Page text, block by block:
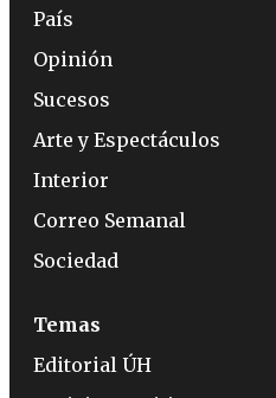
País
Opinión
Sucesos
Arte y Espectáculos
Interior
Correo Semanal
Sociedad
Temas
Editorial ÚH